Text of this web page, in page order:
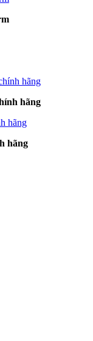
hãng
hãng